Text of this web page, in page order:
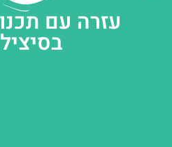
עזרה עם